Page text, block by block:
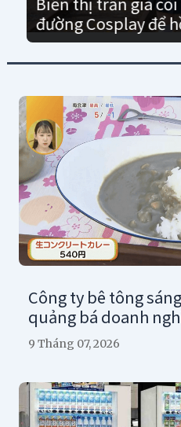
vốn ngoại
Công ty bê tông
quảng bá doanh
9 Tháng 07, 2026